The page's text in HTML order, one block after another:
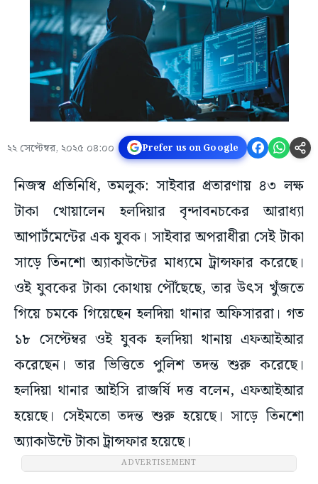
২২ সেপ্টেম্বর, ২০২৫ ০৪:০০ Prefer us on Google
নিজস্ব প্রতিনিধি, তমলুক: সাইবার প্রতারণায় ৪৩ লক্ষ
টাকা খোয়ালেন হলদিয়ার বৃন্দাবনচকের আরাধ্যা
আপার্টমেন্টের এক যুবক। সাইবার অপরাধীরা সেই টাকা
সাড়ে তিনশো অ্যাকাউন্টের মাধ্যমে ট্রান্সফার করেছে।
ওই যুবকের টাকা কোথায় পৌঁছেছে, তার উৎস খুঁজতে
গিয়ে চমকে গিয়েছেন হলদিয়া থানার অফিসাররা। গত
১৮ সেপ্টেম্বর ওই যুবক হলদিয়া থানায় এফআইআর
করেছেন। তার ভিত্তিতে পুলিশ তদন্ত শুরু করেছে।
হলদিয়া থানার আইসি রাজর্ষি দত্ত বলেন, এফআইআর
হয়েছে। সেইমতো তদন্ত শুরু হয়েছে। সাড়ে তিনশো
অ্যাকাউন্টে টাকা ট্রান্সফার হয়েছে।
ADVERTISEMENT